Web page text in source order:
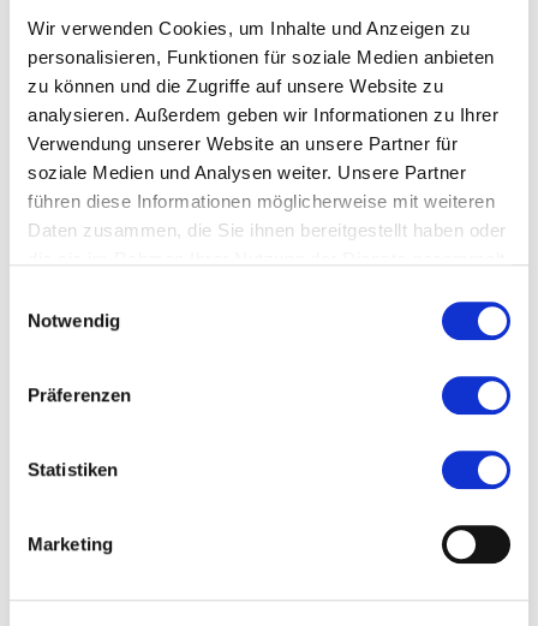
Wir verwenden Cookies, um Inhalte und Anzeigen zu
personalisieren, Funktionen für soziale Medien anbieten
zu können und die Zugriffe auf unsere Website zu
analysieren. Außerdem geben wir Informationen zu Ihrer
Verwendung unserer Website an unsere Partner für
soziale Medien und Analysen weiter. Unsere Partner
führen diese Informationen möglicherweise mit weiteren
Daten zusammen, die Sie ihnen bereitgestellt haben oder
Notwendig
Präferenzen
Statistiken
Marketing
Kosten und Anmeldung
Ort und Anfahrt
Veranstaltet von
Bernd Jansen